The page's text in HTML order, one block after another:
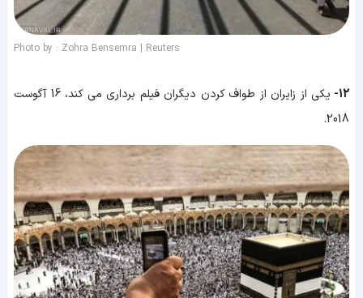
Photo by : Zohra Bensemra | Reuters
12-
یکی از زایران از طواف کردن دیگران فیلم برداری می کند، 16 آگوست
2018.